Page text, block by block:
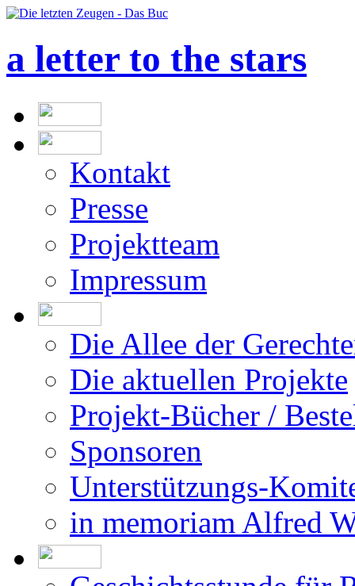
a letter to the stars
Kontakt
Presse
Projektteam
Impressum
Die Allee der
Die aktuellen Projekte
Projekt-Bücher /
Sponsoren
Unterstützungs-
in memoriam Alfred